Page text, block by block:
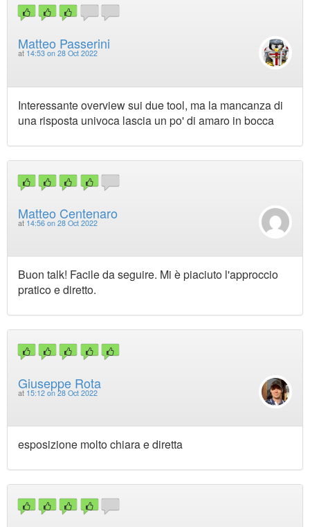
Matteo Passerini
at 14:53 on 28 Oct 2022
Interessante overview sui due tool, ma la mancanza di
una risposta univoca lascia un po' di amaro in bocca
Matteo Centenaro
at 14:56 on 28 Oct 2022
Buon talk! Facile da seguire. Mi è piaciuto l'approccio
pratico e diretto.
Giuseppe Rota
at 15:12 on 28 Oct 2022
esposizione molto chiara e diretta